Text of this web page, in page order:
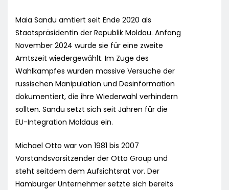
Maia Sandu amtiert seit Ende 2020 als
Staatspräsidentin der Republik Moldau. Anfang
November 2024 wurde sie für eine zweite
Amtszeit wiedergewählt. Im Zuge des
Wahlkampfes wurden massive Versuche der
russischen Manipulation und Desinformation
dokumentiert, die ihre Wiederwahl verhindern
sollten. Sandu setzt sich seit Jahren für die
EU-Integration Moldaus ein.
Michael Otto war von 1981 bis 2007
Vorstandsvorsitzender der Otto Group und
steht seitdem dem Aufsichtsrat vor. Der
Hamburger Unternehmer setzte sich bereits